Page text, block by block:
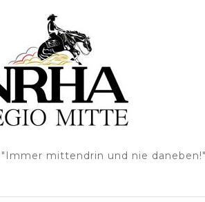
mittendrin und nie daneben!"